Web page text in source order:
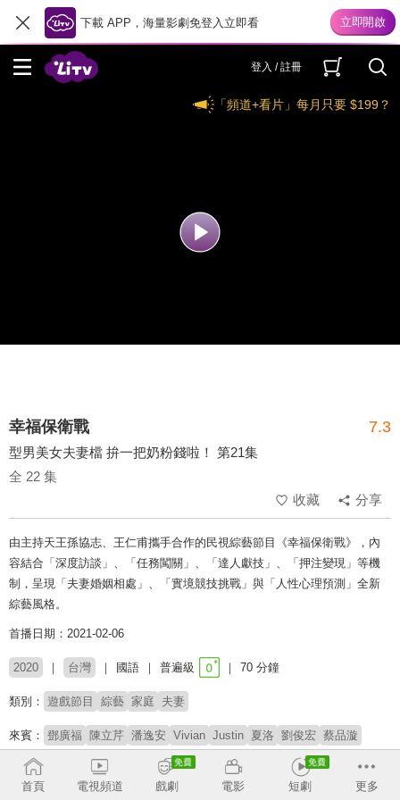
下載 APP，海量影劇免登入立即看
登入 / 註冊
「頻道+看片」每月只要 $199？
幸福保衛戰 7.3
型男美女夫妻檔 拚一把奶粉錢啦！ 第21集
全 22 集
收藏
分享
由主持天王孫協志、王仁甫攜手合作的民視綜藝節目《幸福保衛戰》，內
容結合「深度訪談」、「任務闖關」、「達人獻技」、「押注變現」等機
制，呈現「夫妻婚姻相處」、「實境競技挑戰」與「人性心理預測」全新
綜藝風格。
首播日期：2021-02-06
2020 台灣 國語 普遍級 70 分鐘
類別： 遊戲節目 綜藝 家庭 夫妻
來賓： 鄧廣福 陳立芹 潘逸安 Vivian Justin 夏洛 劉俊宏 蔡品漩
主持：
孫協志
首頁
電視頻道 戲劇 電影 短劇 更多